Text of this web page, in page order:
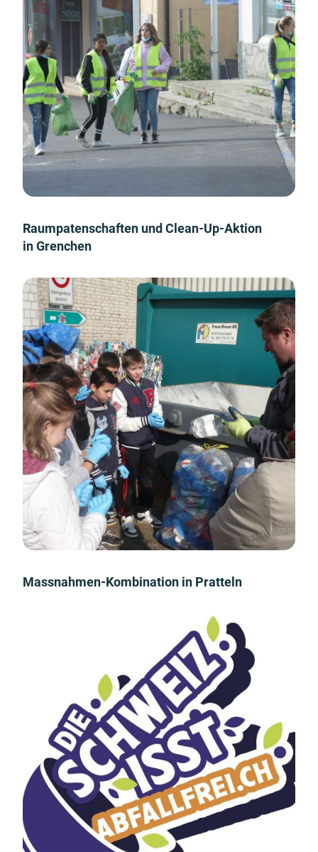
Raumpatenschaften und Clean-Up-Aktion
in Grenchen
Massnahmen-Kombination in Pratteln